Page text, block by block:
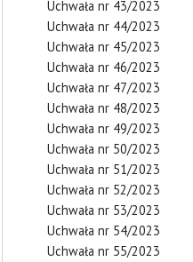
Uchwała nr 43/2023
Uchwała nr 44/2023
Uchwała nr 45/2023
Uchwała nr 46/2023
Uchwała nr 47/2023
Uchwała nr 48/2023
Uchwała nr 49/2023
Uchwała nr 50/2023
Uchwała nr 51/2023
Uchwała nr 52/2023
Uchwała nr 53/2023
Uchwała nr 54/2023
Uchwała nr 55/2023